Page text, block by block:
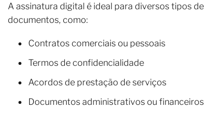
A assinatura digital é ideal para diversos tipos de
documentos, como:
Contratos comerciais ou pessoais
Termos de confidencialidade
Acordos de prestação de serviços
Documentos administrativos ou financeiros